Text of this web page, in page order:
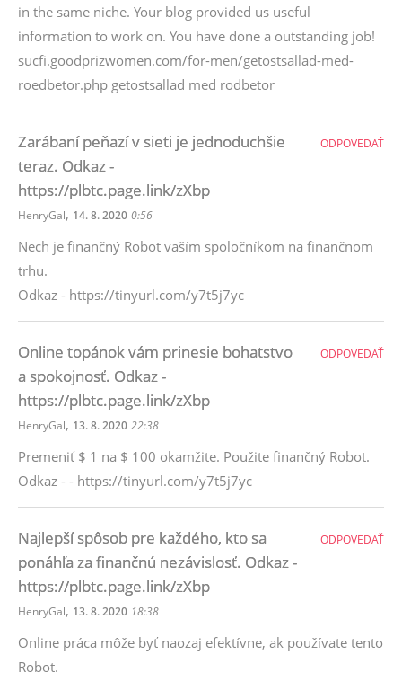
in the same niche. Your blog provided us useful
information to work on. You have done a outstanding job!
sucfi.goodprizwomen.com/for-men/getostsallad-med-
roedbetor.php getostsallad med rodbetor
Zarábaní peňazí v sieti je jednoduchšie
teraz. Odkaz -
https://plbtc.page.link/zXbp
HenryGal, 14. 8. 2020 0:56
Nech je finančný Robot vaším spoločníkom na finančnom
trhu.
Odkaz - https://tinyurl.com/y7t5j7yc
ODPOVEDAŤ
Online topánok vám prinesie bohatstvo
a spokojnosť. Odkaz -
https://plbtc.page.link/zXbp
HenryGal, 13. 8. 2020 22:38
Premeniť $ 1 na $ 100 okamžite. Použite finančný Robot.
Odkaz - - https://tinyurl.com/y7t5j7yc
ODPOVEDAŤ
Najlepší spôsob pre každého, kto sa
ponáhľa za finančnú nezávislosť. Odkaz -
https://plbtc.page.link/zXbp
HenryGal, 13. 8. 2020 18:38
Online práca môže byť naozaj efektívne, ak používate tento
Robot.
ODPOVEDAŤ